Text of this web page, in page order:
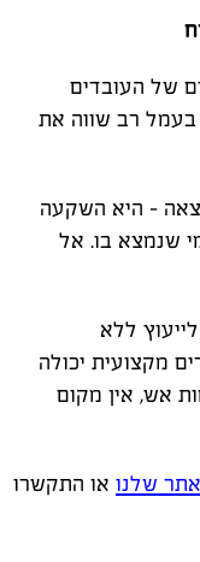
של העובדים
רב שווה את
- היא השקעה
שנמצא בו. אל
ללא
מקצועית יכולה
אש, אין מקום
שלנו או התקשרו